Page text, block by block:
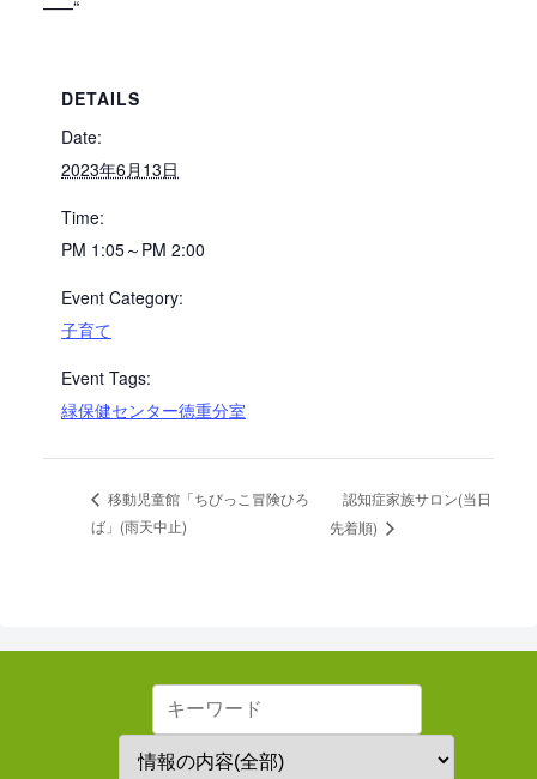
—–“
DETAILS
Date:
2023年6月13日
Time:
PM 1:05～PM 2:00
Event Category:
子育て
Event Tags:
緑保健センター徳重分室
移動児童館「ちびっこ冒険ひろ
ば」(雨天中止)
認知症家族サロン(当日
先着順)